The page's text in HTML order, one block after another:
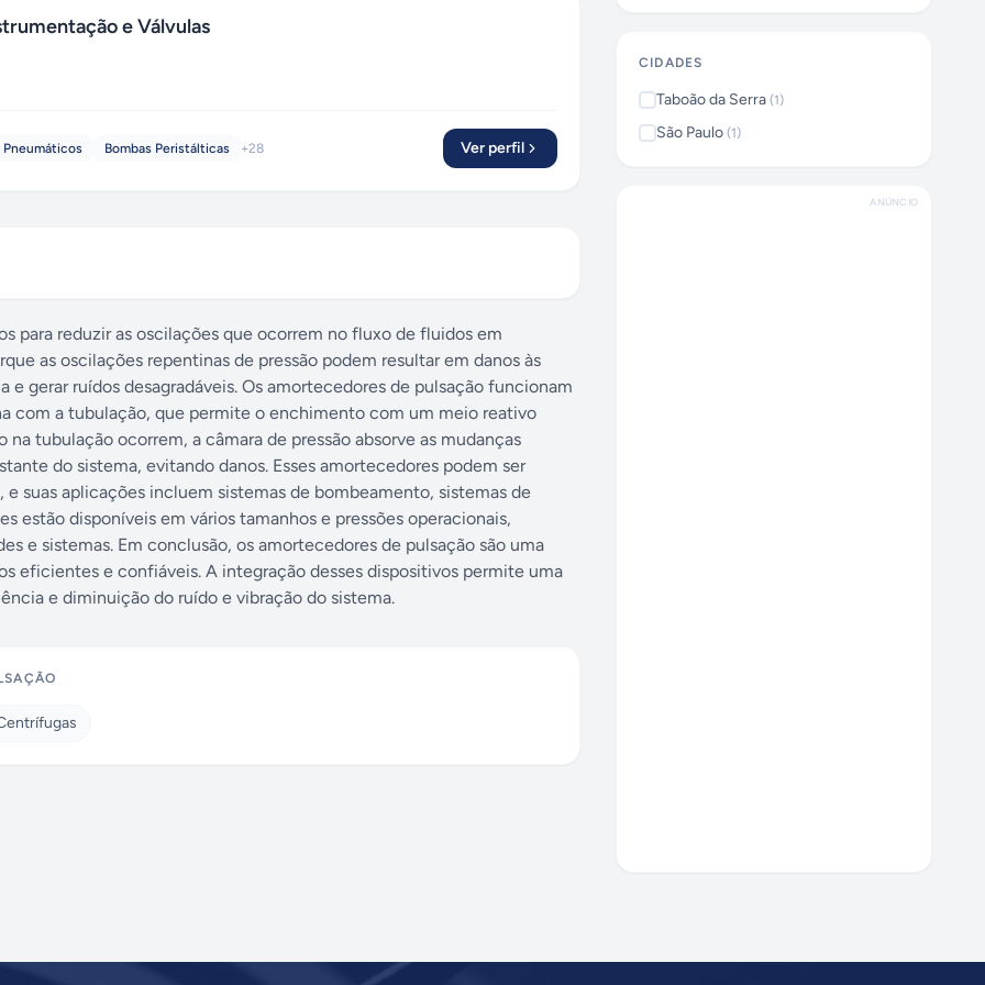
e Válvulas
Bombas Peristálticas +28 Ver perfil
para reduzir as oscilações que ocorrem no fluxo de fluidos em
as oscilações repentinas de pressão podem resultar em danos às
gerar ruídos desagradáveis. Os amortecedores de pulsação funcionam
com a tubulação, que permite o enchimento com um meio reativo
tubulação ocorrem, a câmara de pressão absorve as mudanças
do sistema, evitando danos. Esses amortecedores podem ser
suas aplicações incluem sistemas de bombeamento, sistemas de
estão disponíveis em vários tamanhos e pressões operacionais,
e sistemas. Em conclusão, os amortecedores de pulsação são uma
eficientes e confiáveis. A integração desses dispositivos permite uma
e diminuição do ruído e vibração do sistema.
CIDADES
Taboão da Serra (1)
São Paulo (1)
ANÚNCIO